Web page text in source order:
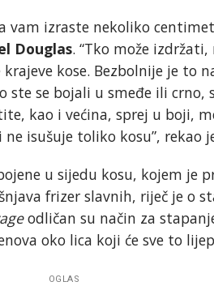
vam izraste nekoliko
Douglas. “Tko može
kose. Bezbolnije je to
ste se bojali u smeđe ili crno,
kao i većina, sprej u boji,
isušuje toliko kosu”, rekao
u sijedu kosu, kojem je
frizer slavnih, riječ je o
odličan su način za
oko lica koji će sve to
OGLAS